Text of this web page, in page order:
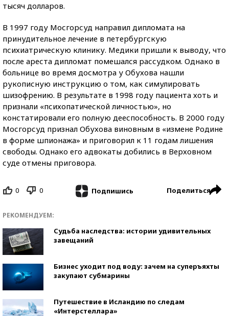
тысяч долларов.
В 1997 году Мосгорсуд направил дипломата на
принудительное лечение в петербургскую
психиатрическую клинику. Медики пришли к выводу, что
после ареста дипломат помешался рассудком. Однако в
больнице во время досмотра у Обухова нашли
рукописную инструкцию о том, как симулировать
шизофрению. В результате в 1998 году пациента хоть и
признали «психопатической личностью», но
констатировали его полную дееспособность. В 2000 году
Мосгорсуд признал Обухова виновным в «измене Родине
в форме шпионажа» и приговорил к 11 годам лишения
свободы. Однако его адвокаты добились в Верховном
суде отмены приговора.
0 0 Подпишись Поделиться
РЕКОМЕНДУЕМ:
Судьба наследства: истории удивительных
завещаний
Бизнес уходит под воду: зачем на суперъяхты
закупают субмарины
Путешествие в Исландию по следам
«Интерстеллара»